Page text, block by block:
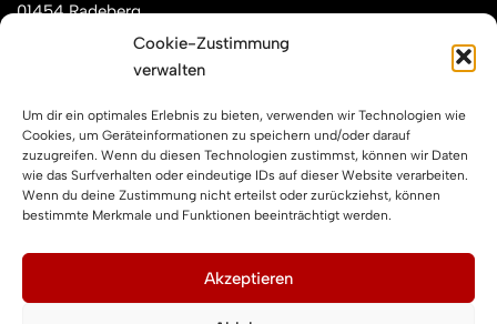
Cookie-Zustimmung
verwalten
Um dir ein optimales Erlebnis zu bieten, verwenden wir Technologien wie
Cookies, um Geräteinformationen zu speichern und/oder darauf
zuzugreifen. Wenn du diesen Technologien zustimmst, können wir Daten
wie das Surfverhalten oder eindeutige IDs auf dieser Website verarbeiten.
Wenn du deine Zustimmung nicht erteilst oder zurückziehst, können
bestimmte Merkmale und Funktionen beeinträchtigt werden.
Akzeptieren
01454 Radeberg
Mail: kontakt[at]feuerwehren-radeberg.de
Feuerwehren Radeberg im Internet
Facebook Instagram YouTube
Impressum und Datenschutz